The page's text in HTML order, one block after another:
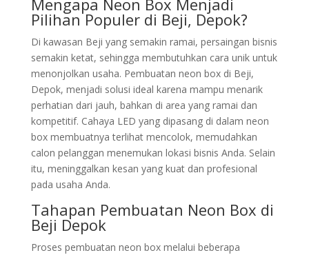
Pilihan Populer di Beji, Depok?
Di kawasan Beji yang semakin ramai, persaingan bisnis
semakin ketat, sehingga membutuhkan cara unik untuk
menonjolkan usaha. Pembuatan neon box di Beji,
Depok, menjadi solusi ideal karena mampu menarik
perhatian dari jauh, bahkan di area yang ramai dan
kompetitif. Cahaya LED yang dipasang di dalam neon
box membuatnya terlihat mencolok, memudahkan
calon pelanggan menemukan lokasi bisnis Anda. Selain
itu, meninggalkan kesan yang kuat dan profesional
pada usaha Anda.
Tahapan Pembuatan Neon Box di
Beji Depok
Proses pembuatan neon box melalui beberapa